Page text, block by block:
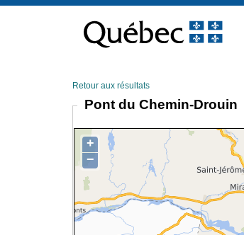
contenu
Retour aux résultats
Pont du Chemin-Drouin
+
−